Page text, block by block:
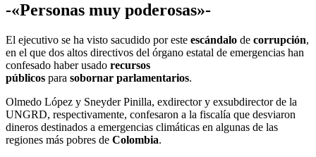
-«Personas muy poderosas»-
El ejecutivo se ha visto sacudido por este escándalo de corrupción,
en el que dos altos directivos del órgano estatal de emergencias han
confesado haber usado recursos
públicos para sobornar parlamentarios.
Olmedo López y Sneyder Pinilla, exdirector y exsubdirector de la
UNGRD, respectivamente, confesaron a la fiscalía que desviaron
dineros destinados a emergencias climáticas en algunas de las
regiones más pobres de Colombia.